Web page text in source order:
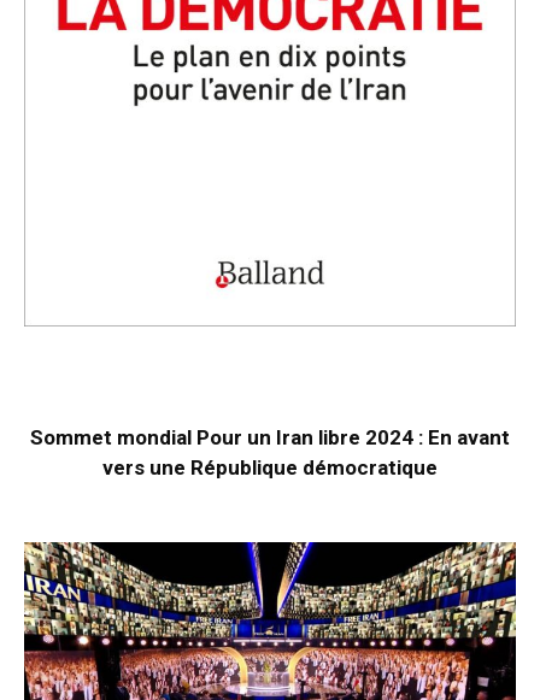
Sommet mondial Pour un Iran libre 2024 : En avant
vers une République démocratique